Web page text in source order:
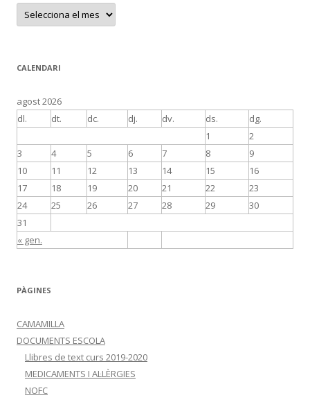
A
x
CALENDARI
agost 2026
dl.
dt. dc. dj. dv. ds. dg.
« gen.
1
2
3
4 5 6 7 8
9
10
11 12 13 14 15
16
17
18 19 20 21 22
23
24
25 26 27 28 29
30
31
PÀGINES
CAMAMILLA
DOCUMENTS ESCOLA
Llibres de text curs 2019-2020
MEDICAMENTS I AL·LÈRGIES
NOFC